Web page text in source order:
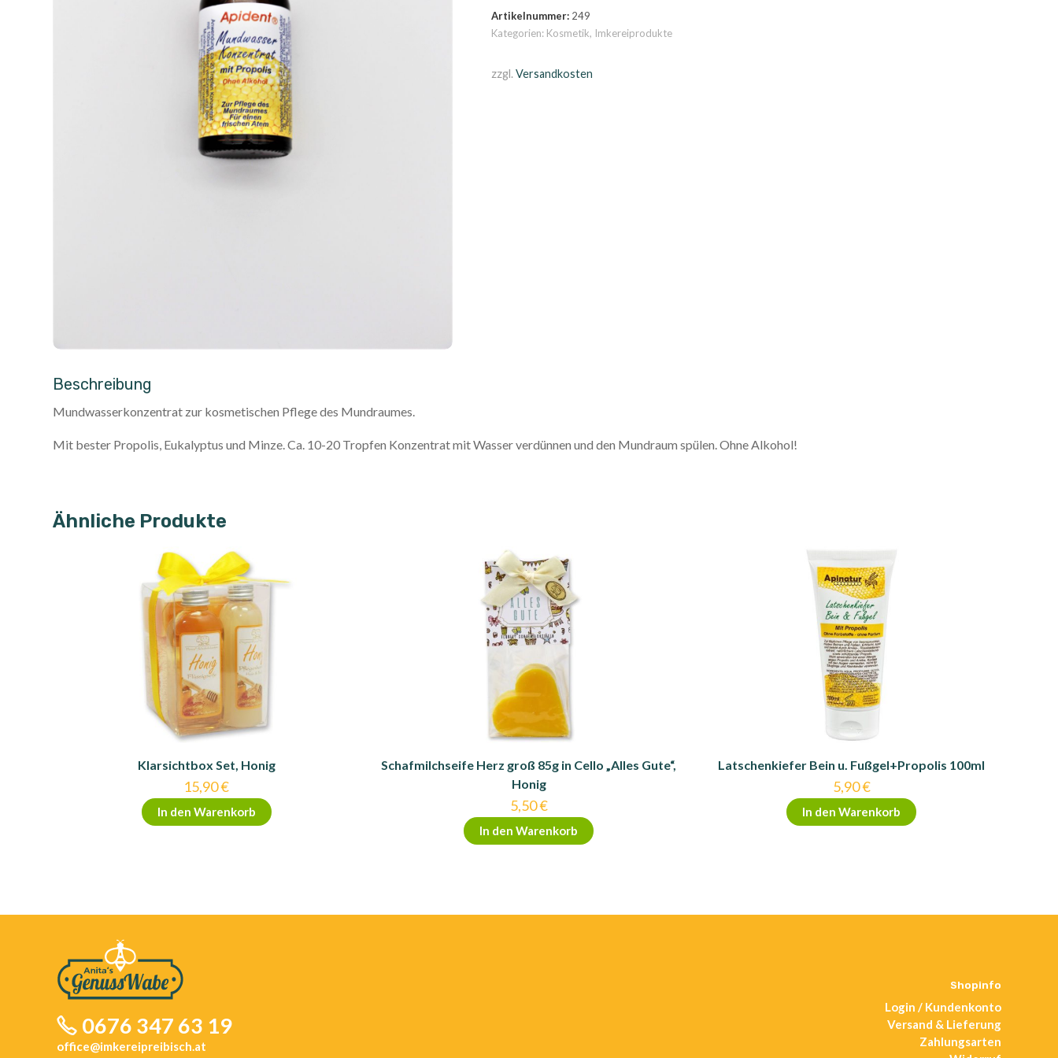
Menge
Artikelnummer: 249
Kategorien: Kosmetik, Imkereiprodukte
zzgl. Versandkosten
Beschreibung
Mundwasserkonzentrat zur kosmetischen Pflege des Mundraumes.
Mit bester Propolis, Eukalyptus und Minze. Ca. 10-20 Tropfen Konzentrat mit Wasser verdünnen und den Mundraum spülen. Ohne Alkohol!
Ähnliche Produkte
Klarsichtbox Set, Honig
15,90€
In den Warenkorb
Schafmilchseife Herz groß 85g in Cello „Alles Gute“,
Honig
5,50€
In den Warenkorb
Latschenkiefer Bein u. Fußgel+Propolis 100ml
5,90€
In den Warenkorb
0676 347 63 19
office@imkereipreibisch.at
Shopinfo
Login / Kundenkonto
Versand & Lieferung
Zahlungsarten